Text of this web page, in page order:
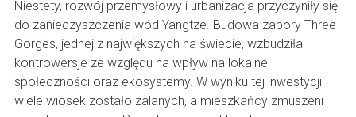
Niestety, rozwój przemysłowy i urbanizacja przyczyniły się
do zanieczyszczenia wód Yangtze. Budowa zapory Three
Gorges, jednej z największych na świecie, wzbudziła
kontrowersje ze względu na wpływ na lokalne
społeczności oraz ekosystemy. W wyniku tej inwestycji
wiele wiosek zostało zalanych, a mieszkańcy zmuszeni